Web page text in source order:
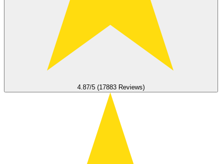
4.87/5 (17883 Reviews)